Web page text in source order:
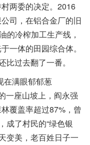
两委的决定。2016
司，在铝合金厂的旧
的冷榨加工生产线，
一体的田园综合体。
比过去翻了一番。
在满眼郁郁葱
一座山坡上，阎永强
覆盖率超过87%，曾
成了村民的“绿色银
变美，老百姓日子一